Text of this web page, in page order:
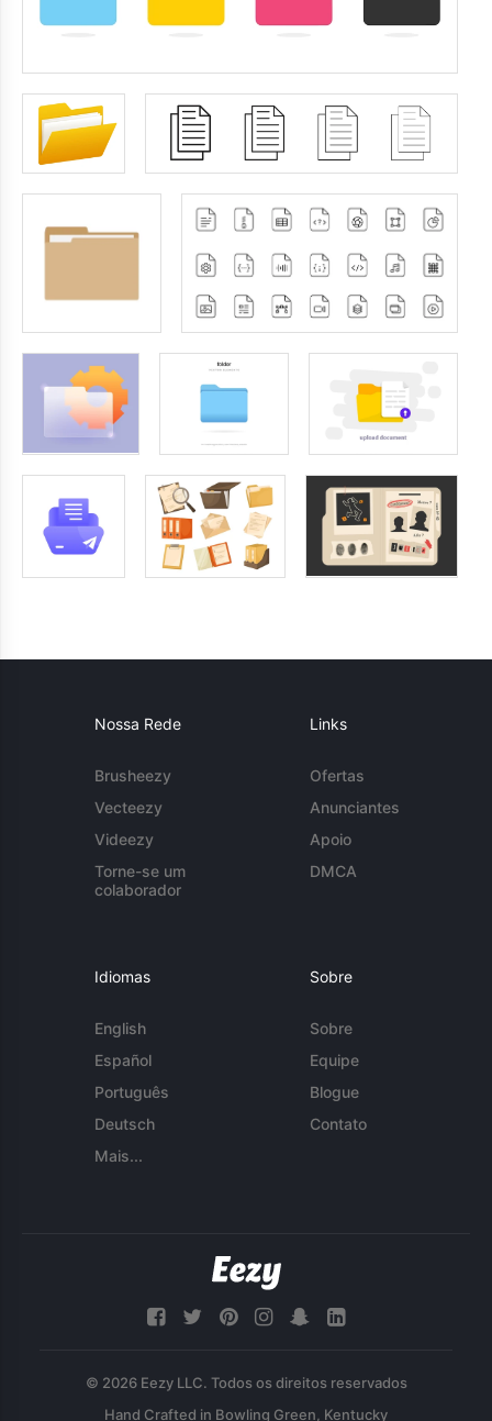
Nossa Rede
Brusheezy
Vecteezy
Videezy
Torne-se um
colaborador
Links
Ofertas
Anunciantes
Apoio
DMCA
Idiomas
English
Español
Português
Deutsch
Mais...
Sobre
Sobre
Equipe
Blogue
Contato
© 2026 Eezy LLC. Todos os direitos reservados